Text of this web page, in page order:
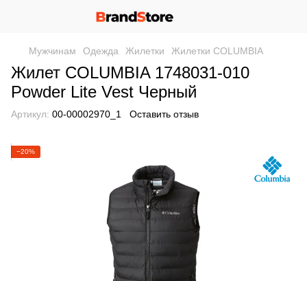
Мужчинам Одежда Жилетки Жилетки COLUMBIA
Жилет COLUMBIA 1748031-010
Powder Lite Vest Черный
Артикул: 00-00002970_1 Оставить отзыв
−20%